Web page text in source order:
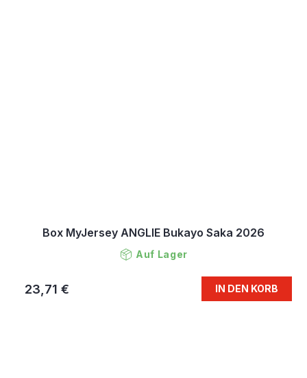
Box MyJersey ANGLIE Bukayo Saka 2026
Auf Lager
23,71 € IN DEN KORB